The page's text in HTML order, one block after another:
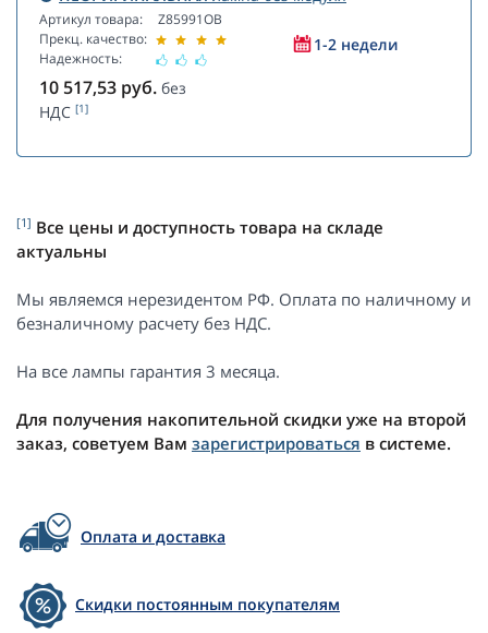
Артикул товара:
Прекц. качество:
Надежность:
Z85991OB
1-2 недели
10 517,53 руб. без
НДС [1]
[1] Все цены и доступность товара на складе
актуальны
Мы являемся нерезидентом РФ. Оплата по наличному и
безналичному расчету без НДС.
На все лампы гарантия 3 месяца.
Для получения накопительной скидки уже на второй
заказ, советуем Вам зарегистрироваться в системе.
Оплата и доставка
Скидки постоянным покупателям